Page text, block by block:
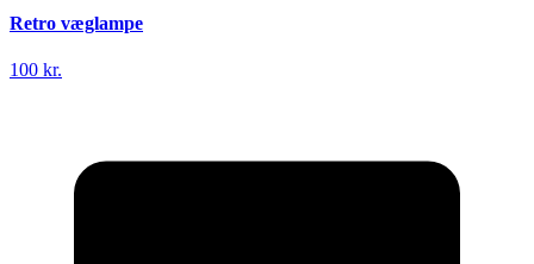
Retro væglampe
100 kr.